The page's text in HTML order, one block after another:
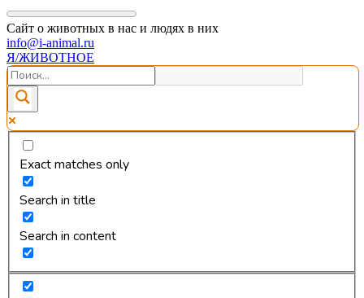
Сайт о животных в нас и людях в них
info@i-animal.ru
Я/ЖИВОТНОЕ
Exact matches only
Search in title
Search in content